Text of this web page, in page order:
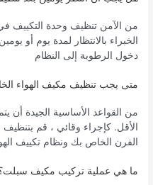
من الآمن تنظيف وحدة
الخبراء بالانتظار لمدة يوم أو
دخول الرطوبة إلى النظام
متى يجب تنظيف مكيف الهواء
من القواعد الأساسية الجيدة أن
الأقل. كإجراء وقائي ، قم
الفرن الخاص بك ونظام تكييف
ما هي عملية تركيب مكيف